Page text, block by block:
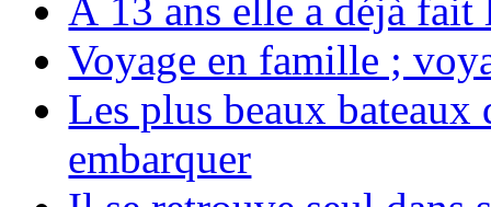
À 13 ans elle a déjà
Voyage en famille ;
Les plus beaux bateaux
embarquer